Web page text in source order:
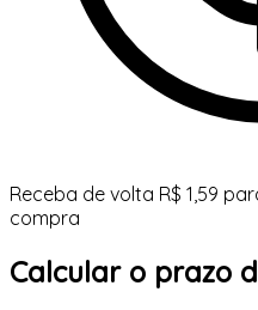
Receba de volta R$ 1,59
compra
Calcular o prazo